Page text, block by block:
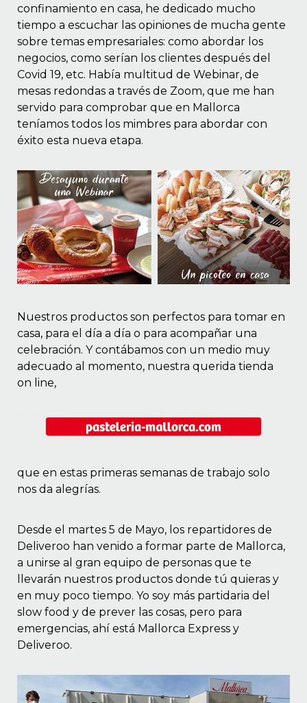
confinamiento en casa, he dedicado mucho
tiempo a escuchar las opiniones de mucha gente
sobre temas empresariales: como abordar los
negocios, como serían los clientes después del
Covid 19, etc. Había multitud de Webinar, de
mesas redondas a través de Zoom, que me han
servido para comprobar que en Mallorca
teníamos todos los mimbres para abordar con
éxito esta nueva etapa.
Nuestros productos son perfectos para tomar en
casa, para el día a día o para acompañar una
celebración. Y contábamos con un medio muy
adecuado al momento, nuestra querida tienda
on line,
que en estas primeras semanas de trabajo solo
nos da alegrías.
Desde el martes 5 de Mayo, los repartidores de
Deliveroo han venido a formar parte de Mallorca,
a unirse al gran equipo de personas que te
llevarán nuestros productos donde tú quieras y
en muy poco tiempo. Yo soy más partidaria del
slow food y de prever las cosas, pero para
emergencias, ahí está Mallorca Express y
Deliveroo.